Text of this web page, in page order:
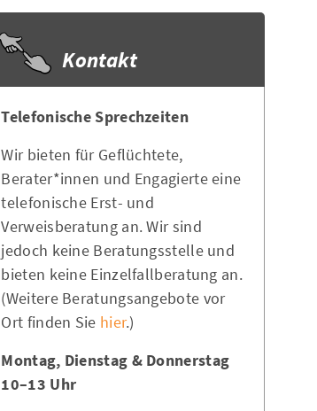
Kontakt
Telefonische Sprechzeiten
Wir bieten für Geflüchtete,
Berater*innen und Engagierte eine
telefonische Erst- und
Verweisberatung an. Wir sind
jedoch keine Beratungsstelle und
bieten keine Einzelfallberatung an.
(Weitere Beratungsangebote vor
Ort finden Sie hier.)
Montag, Dienstag & Donnerstag
10–13 Uhr